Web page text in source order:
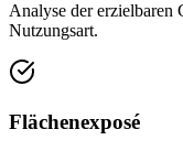
Analyse der erzielbaren
Nutzungsart.
Flächenexposé